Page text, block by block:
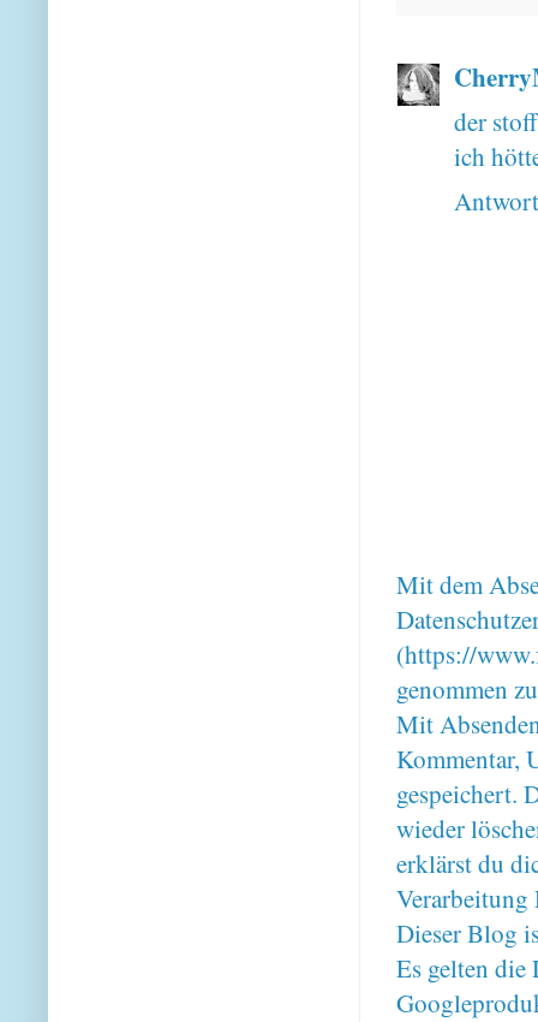
der
ich
Mit dem
(https://
genommen
Mit
Kommentar,
gespeichert.
wieder
erklärst du
Verarbeitung
Dieser Blog
Es gelten